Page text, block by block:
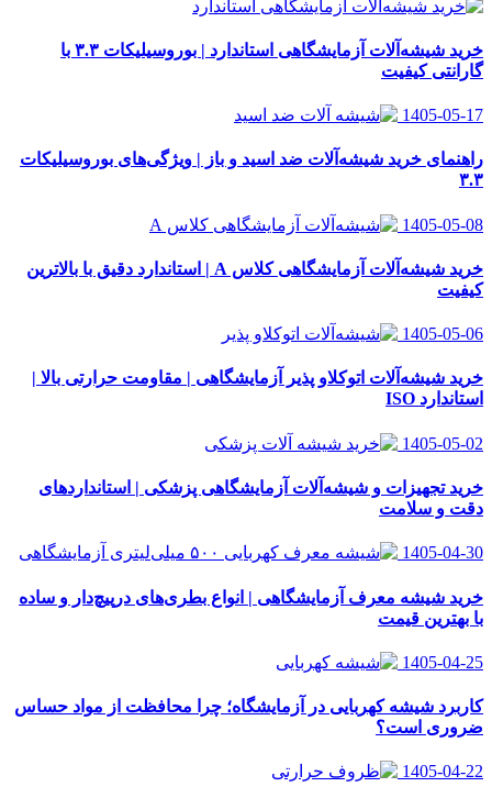
خرید شیشه‌آلات آزمایشگاهی استاندارد | بوروسیلیکات ۳.۳ با
گارانتی کیفیت
1405-05-17
راهنمای خرید شیشه‌آلات ضد اسید و باز | ویژگی‌های بوروسیلیکات
۳.۳
1405-05-08
خرید شیشه‌آلات آزمایشگاهی کلاس A | استاندارد دقیق با بالاترین
کیفیت
1405-05-06
خرید شیشه‌آلات اتوکلاو پذیر آزمایشگاهی | مقاومت حرارتی بالا |
استاندارد ISO
1405-05-02
خرید تجهیزات و شیشه‌آلات آزمایشگاهی پزشکی | استانداردهای
دقت و سلامت
1405-04-30
خرید شیشه معرف آزمایشگاهی | انواع بطری‌های در‌پیچ‌دار و ساده
با بهترین قیمت
1405-04-25
کاربرد شیشه کهربایی در آزمایشگاه؛ چرا محافظت از مواد حساس
ضروری است؟
1405-04-22